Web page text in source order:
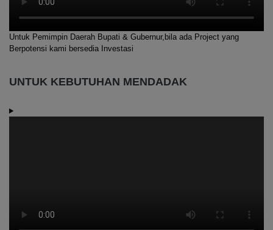
Untuk Pemimpin Daerah Bupati & Gubernur,bila ada Project yang
Berpotensi kami bersedia Investasi
UNTUK KEBUTUHAN MENDADAK